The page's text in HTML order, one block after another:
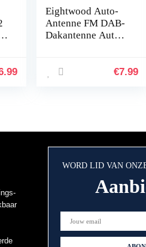
Eightwood Auto-
Antenne FM DAB-
Dakantenne Auto
Kort Met Sterke €7.99
WORD LID VAN